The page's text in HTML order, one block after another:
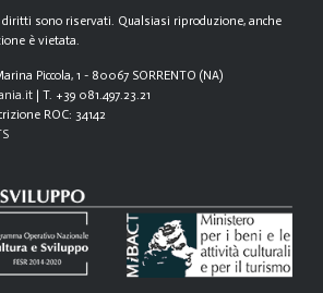
sono riservati. Qualsiasi riproduzione, anche
è vietata.
Piccola, 1 - 80067 SORRENTO (NA)
| T. +39 081.497.23.21
ROC: 34142